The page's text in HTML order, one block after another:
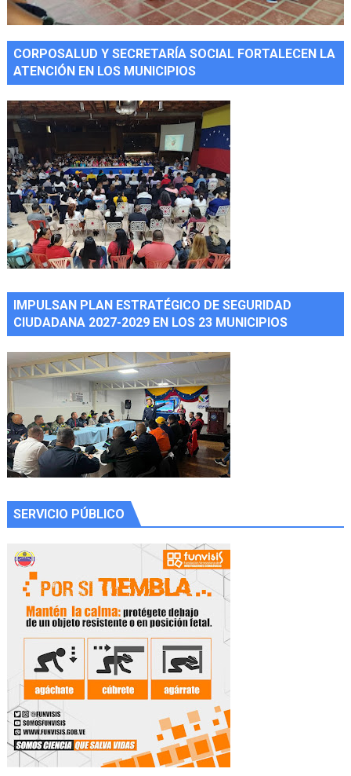
CORPOSALUD Y SECRETARÍA SOCIAL FORTALECEN LA
ATENCIÓN EN LOS MUNICIPIOS
IMPULSAN PLAN ESTRATÉGICO DE SEGURIDAD
CIUDADANA 2027-2029 EN LOS 23 MUNICIPIOS
SERVICIO PÚBLICO